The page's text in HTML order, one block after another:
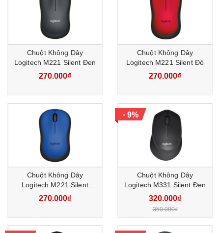
Chuột Không Dây
Logitech M221 Silent Đen
270.000₫
Chuột Không Dây
Logitech M221 Silent Đỏ
270.000₫
Chuột Không Dây
Logitech M221 Silent
Xanh Dương
270.000₫
- 9%
Chuột Không Dây
Logitech M331 Silent Đen
320.000₫
350.000₫